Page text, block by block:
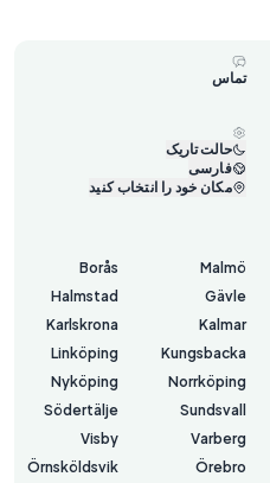
تماس
حالت تاریک
فارسی
مکان خود را انتخاب کنید
Malmö
Borås
Gävle
Halmstad
Kalmar
Karlskrona
Kungsbacka
Linköping
Norrköping
Nyköping
Sundsvall
Södertälje
Varberg
Visby
Örebro
Örnsköldsvik